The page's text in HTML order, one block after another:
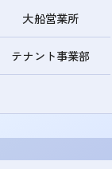
大船営業所
テナント事業部